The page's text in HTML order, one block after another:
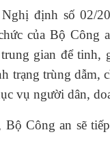
định số 02/
của Bộ Công
gian để
trạng trùng dẫm,
vụ người dân,
Công an sẽ